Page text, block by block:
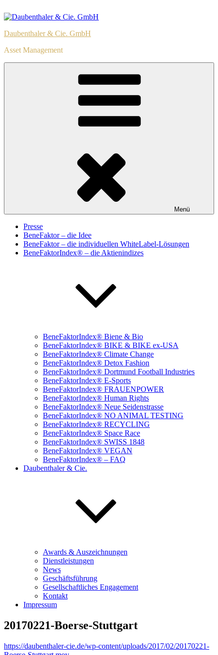
Inhalt
Daubenthaler & Cie. GmbH
Asset Management
Menü
Presse
BeneFaktor – die Idee
BeneFaktor – die individuellen WhiteLabel-Lösungen
BeneFaktorIndex® – die Aktienindizes
BeneFaktorIndex® Biene & Bio
BeneFaktorIndex® BIKE & BIKE ex-USA
BeneFaktorIndex® Climate Change
BeneFaktorIndex® Detox Fashion
BeneFaktorIndex® Dortmund Football Industries
BeneFaktorIndex® E-Sports
BeneFaktorIndex® FRAUENPOWER
BeneFaktorIndex® Human Rights
BeneFaktorIndex® Neue Seidenstrasse
BeneFaktorIndex® NO ANIMAL TESTING
BeneFaktorIndex® RECYCLING
BeneFaktorIndex® Space Race
BeneFaktorIndex® SWISS 1848
BeneFaktorIndex® VEGAN
BeneFaktorIndex® – FAQ
Daubenthaler & Cie.
Awards & Auszeichnungen
Dienstleistungen
News
Geschäftsführung
Gesellschaftliches Engagement
Kontakt
Impressum
20170221-Boerse-Stuttgart
https://daubenthaler-cie.de/wp-content/uploads/2017/02/20170221-